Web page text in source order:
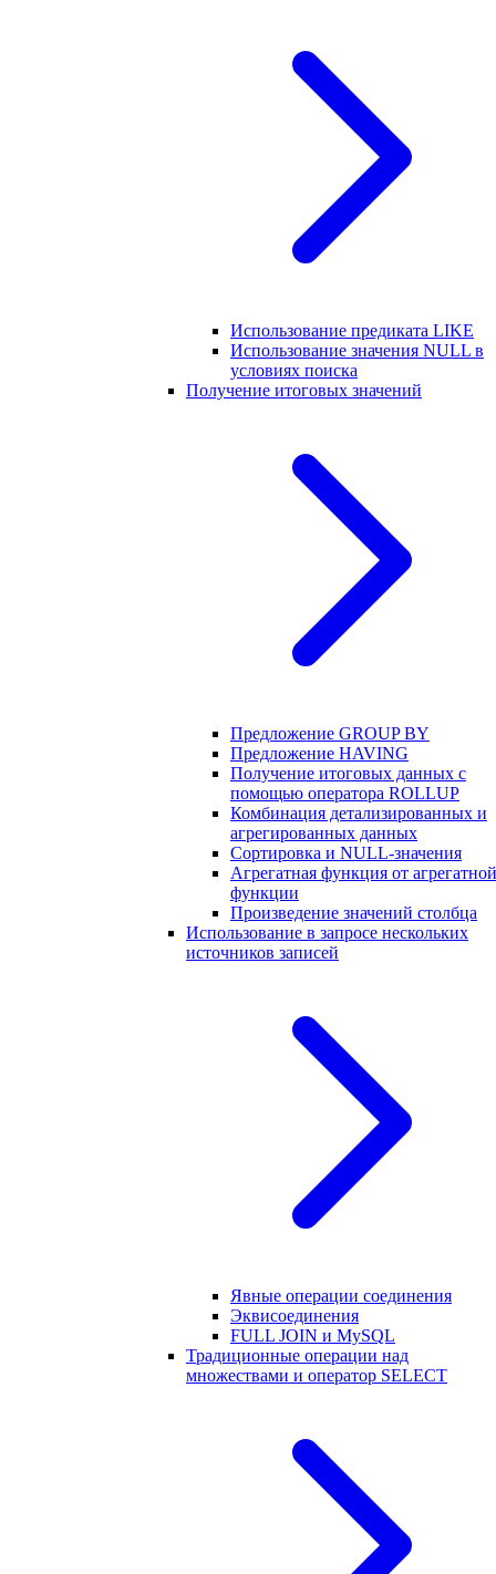
Использование предиката LIKE
Использование значения NULL в
условиях поиска
Получение итоговых значений
Предложение GROUP BY
Предложение HAVING
Получение итоговых данных с
помощью оператора ROLLUP
Комбинация детализированных и
агрегированных данных
Сортировка и NULL-значения
Агрегатная функция от агрегатной
функции
Произведение значений столбца
Использование в запросе нескольких
источников записей
Явные операции соединения
Эквисоединения
FULL JOIN и MySQL
Традиционные операции над
множествами и оператор SELECT